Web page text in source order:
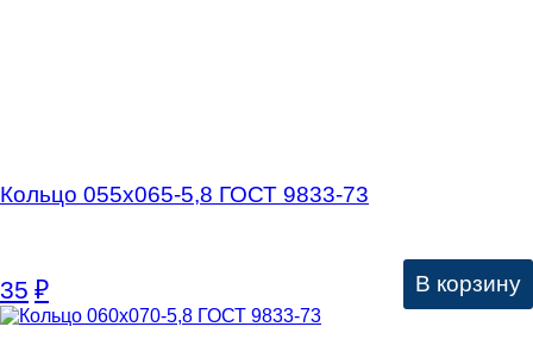
Кольцо 055х065-5,8 ГОСТ 9833-73
35 ₽ В корзину